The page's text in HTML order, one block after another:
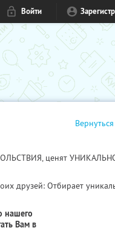
Войти
ценят
друзей: Отбирает
нашего
Вам в